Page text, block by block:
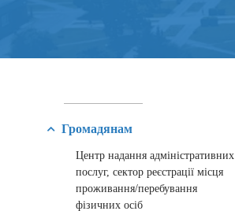
Громадянам
Центр надання адміністративних
послуг, сектор реєстрації місця
проживання/перебування
фізичних осіб